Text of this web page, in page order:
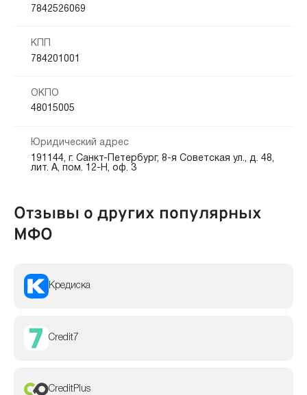
7842526069
КПП
784201001
ОКПО
48015005
Юридический адрес
191144, г. Санкт-Петербург, 8-я Советская ул., д. 48,
лит. А, пом. 12-Н, оф. 3
Отзывы о других популярных
МФО
Кредиска
Credit7
CreditPlus